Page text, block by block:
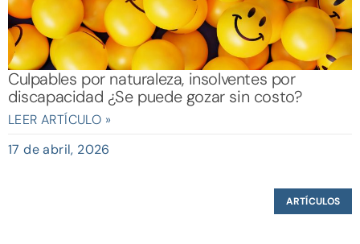
Culpables por naturaleza, insolventes por
discapacidad ¿Se puede gozar sin costo?
LEER ARTÍCULO »
17 de abril, 2026
ARTÍCULOS